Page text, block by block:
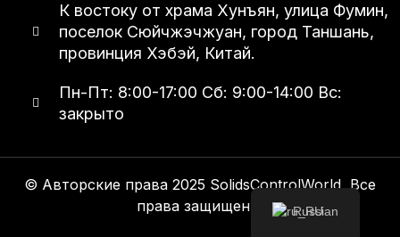
К востоку от храма Хунъян, улица Фумин,
поселок Сюйчжэчжуан, город Таншань,
провинция Хэбэй, Китай.
Пн-Пт: 8:00-17:00 Сб: 9:00-14:00 Вс:
закрыто
© Авторские права 2025 SolidsControlWorld, Все
права защищены.
Russian